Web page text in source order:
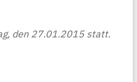
den 27.01.2015 statt.